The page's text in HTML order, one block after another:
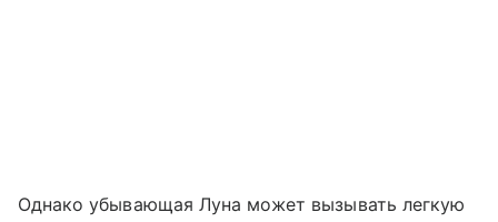
Однако убывающая Луна может вызывать легкую